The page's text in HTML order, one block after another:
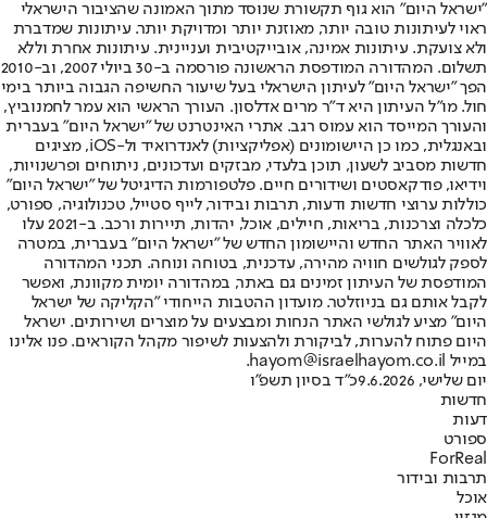
"ישראל היום" הוא גוף תקשורת שנוסד מתוך האמונה שהציבור הישראלי
ראוי לעיתונות טובה יותר, מאוזנת יותר ומדויקת יותר. עיתונות שמדברת
ולא צועקת. עיתונות אמינה, אובייקטיבית ועניינית. עיתונות אחרת וללא
תשלום. המהדורה המודפסת הראשונה פורסמה ב-30 ביולי 2007, וב-2010
הפך "ישראל היום" לעיתון הישראלי בעל שיעור החשיפה הגבוה ביותר בימי
חול. מו"ל העיתון היא ד"ר מרים אדלסון. העורך הראשי הוא עמר לחמנוביץ,
והעורך המייסד הוא עמוס רגב. אתרי האינטרנט של "ישראל היום" בעברית
ובאנגלית, כמו כן היישומונים (אפליקציות) לאנדרואיד ול-iOS, מציגים
חדשות מסביב לשעון, תוכן בלעדי, מבזקים ועדכונים, ניתוחים ופרשנויות,
וידיאו, פודקאסטים ושידורים חיים. פלטפורמות הדיגיטל של "ישראל היום"
כוללות ערוצי חדשות ודעות, תרבות ובידור, לייף סטייל, טכנולוגיה, ספורט,
כלכלה וצרכנות, בריאות, חיילים, אוכל, יהדות, תיירות ורכב. ב-2021 עלו
לאוויר האתר החדש והיישומון החדש של "ישראל היום" בעברית, במטרה
לספק לגולשים חוויה מהירה, עדכנית, בטוחה ונוחה. תכני המהדורה
המודפסת של העיתון זמינים גם באתר, במהדורה יומית מקוונת, ואפשר
לקבל אותם גם בניוזלטר. מועדון ההטבות הייחודי "הקליקה של ישראל
היום" מציע לגולשי האתר הנחות ומבצעים על מוצרים ושירותים. ישראל
היום פתוח להערות, לביקורת ולהצעות לשיפור מקהל הקוראים. פנו אלינו
במייל hayom@israelhayom.co.il.
יום שלישי, 9.6.2026
כ"ד בסיון תשפ"ו
חדשות
דעות
ספורט
ForReal
תרבות ובידור
אוכל